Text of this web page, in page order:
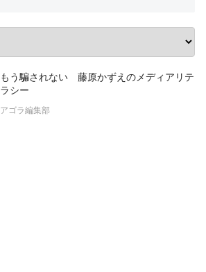
もう騙されない 藤原かずえのメディアリテ
ラシー
アゴラ編集部